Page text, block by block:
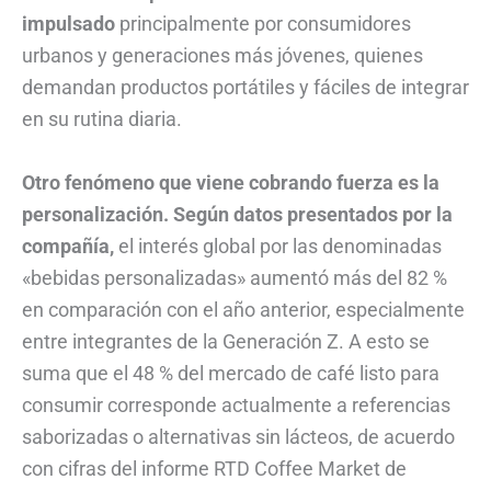
impulsado principalmente por consumidores
urbanos y generaciones más jóvenes, quienes
demandan productos portátiles y fáciles de integrar
en su rutina diaria.
Otro fenómeno que viene cobrando fuerza es la
personalización. Según datos presentados por la
compañía, el interés global por las denominadas
«bebidas personalizadas» aumentó más del 82 %
en comparación con el año anterior, especialmente
entre integrantes de la Generación Z. A esto se
suma que el 48 % del mercado de café listo para
consumir corresponde actualmente a referencias
saborizadas o alternativas sin lácteos, de acuerdo
con cifras del informe RTD Coffee Market de